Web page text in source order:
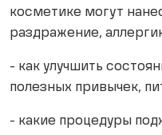
косметике могут
раздражение,
- как улучшить
полезных привычек,
- какие процедуры